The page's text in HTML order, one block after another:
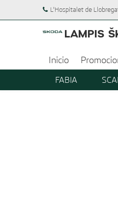
L'Hospitalet de
LAMPIS
Inicio
FABIA